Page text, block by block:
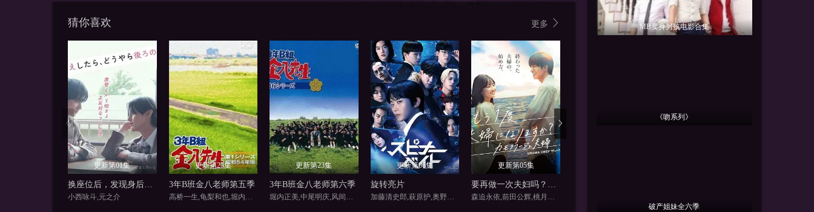
更多
猜你喜欢
更新第01集
换座位后，发现身后的男生好像喜欢我
小西咏斗,元之介
更新第23集
3年B班金八老师第五季
高桥一生,龟梨和也,堀内正美,
更新第23集
3年B班金八老师第六季
堀内正美,中尾明庆,风间俊介,
更新第06集
旋转亮片
加藤清史郎,萩原护,奥野壮,高
更新第05集
要再做一次夫妇吗？～伪装夫妇～
森迫永依,前田公辉,桃月梨子,
MB卖身男孩电影合集
《吻系列》
破产姐妹全六季